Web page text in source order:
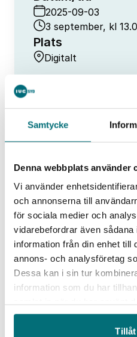
Samtycke
Denna webbplats använder
Vi använder
och annonserna till
för sociala medier och
vidarebefordrar även
information från din enhet till
annons- och analysföretag
Dessa kan i sin tur
information som du har
2025-09-03
3 september, kl
Plats
Digitalt
Hem Event
PCB-
Liknande